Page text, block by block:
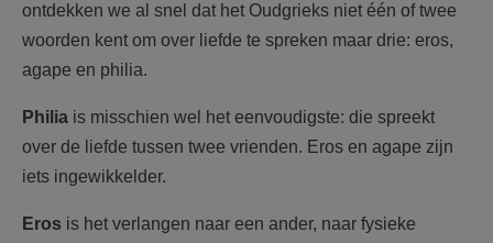
ontdekken we al snel dat het Oudgrieks niet één of twee
woorden kent om over liefde te spreken maar drie: eros,
agape en philia.
Philia is misschien wel het eenvoudigste: die spreekt
over de liefde tussen twee vrienden. Eros en agape zijn
iets ingewikkelder.
Eros is het verlangen naar een ander, naar fysieke